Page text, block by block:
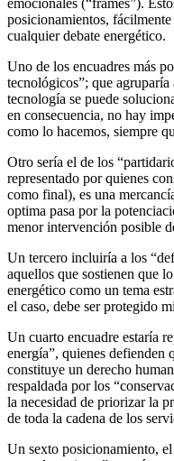
posicionamientos,
cualquier debate energético.
Uno de los encuadres más
tecnológicos”; que
tecnología se puede
en consecuencia, no hay
como lo hacemos, siempre
Otro sería el de los
representado por quienes
como final), es una
optima pasa por la
menor intervención posible
Un tercero incluiría a los
aquellos que sostienen que
energético como un tema
el caso, debe ser protegido
Un cuarto encuadre estaría
energía”, quienes defienden
constituye un derecho
respaldada por los
la necesidad de priorizar la
de toda la cadena de los
Un sexto posicionamiento,